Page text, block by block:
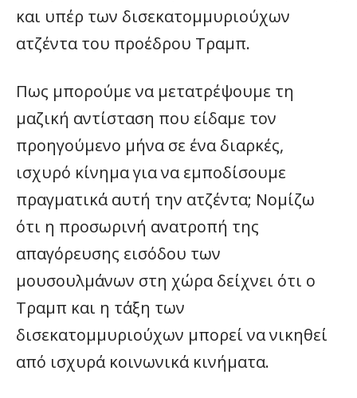
και υπέρ των δισεκατομμυριούχων
ατζέντα του προέδρου Τραμπ.
Πως μπορούμε να μετατρέψουμε τη
μαζική αντίσταση που είδαμε τον
προηγούμενο μήνα σε ένα διαρκές,
ισχυρό κίνημα για να εμποδίσουμε
πραγματικά αυτή την ατζέντα; Νομίζω
ότι η προσωρινή ανατροπή της
απαγόρευσης εισόδου των
μουσουλμάνων στη χώρα δείχνει ότι ο
Τραμπ και η τάξη των
δισεκατομμυριούχων μπορεί να νικηθεί
από ισχυρά κοινωνικά κινήματα.